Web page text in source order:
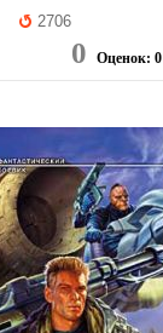
2706
0 Оценок: 0